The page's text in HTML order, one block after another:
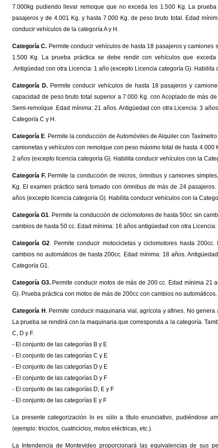
7.000kg pudiendo llevar remoque que no exceda los 1.500 Kg. La
pasajeros y de 4.001 Kg. y hasta 7.000 Kg. de peso bruto total. Edad
conducir vehículos de la categoría A y H.
Categoría C. Permite conducir vehículos de hasta 18 pasajeros y
1.500 Kg. La prueba práctica se debe rendir con vehículos que
.Antigüedad con otra Licencia: 1 año (excepto Licencia categoría G).
Categoría D.Permite conducir vehículos de hasta 18 pasajeros y
capacidad de peso bruto total superior a 7.000 Kg. con Acoplado de más
Semi-remolque .Edad mínima: 21 años. Antigüedad con otra Licencia: 3
Categoría C y H.
Categoría E. Permite la conducción de Automóviles de Alquiler con
camionetas y vehículos con remolque con peso máximo total de hasta
2 años (excepto licencia categoría G). Habilita conducir vehículos con la
Categoría F. Permite la conducción de micros, ómnibus y camiones
Kg. El examen práctico será tomado con ómnibus de más de 24
años (excepto licencia categoría G). Habilita conducir vehículos con la
Categoría G1. Permite la conducción de ciclomotores de hasta 50cc sin
cambios de hasta 50 cc. Edad mínima: 16 años antigüedad con otra Licencia:
Categoría G2. Permite conducir motocicletas y ciclomotores hasta
cambios no automáticos de hasta 200cc. Edad mínima: 18 años.
Categoría G1.
Categoría G3.Permite conducir motos de más de 200 cc. Edad mínima 21
G). Prueba práctica con motos de más de 200cc con cambios no
Categoría H . Permite conducir maquinaria vial, agrícola y afines. No
La prueba se rendirá con la maquinaria que corresponda a la categoría.
C, D y F.
- El conjunto de las categorías B y E
- El conjunto de las categorías C y E
- El conjunto de las categorías D y E
- El conjunto de las categorías D y F
- El conjunto de las categorías D, E y F
- El conjunto de las categorías E y F
La presente categorización lo es sólo a título enunciativo, pudiéndose
(ejemplo: triciclos, cuatriciclos, motos eléctricas, etc.).
La Intendencia de Montevideo proporcionará las equivalencias de sus